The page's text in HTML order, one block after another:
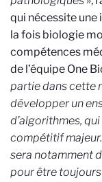
qui nécessite
la fois biologie
compétences
de l’équipe One
partie dans cette
développer un
d’algorithmes,
compétitif
sera notamment
pour être